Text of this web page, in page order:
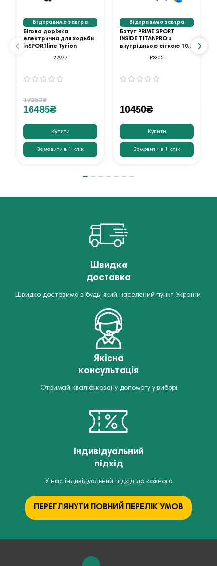
Відправимо завтра
Бігова доріжка
електрична для ходьби
inSPORTline Tyrion
22977
17352₴
16485₴
Купити
Замовити в 1 клік
Відправимо завтра
Батут PRIME SPORT
INSIDE TITANPRO з
внутрішньою сіткою 10
PS305
10450₴
Купити
Замовити в 1 клік
Швидка
доставка
Швидко доставимо в будь-який населений пункт України.
Якісна
консультація
Отримай кваліфіковану допомогу у виборі
Індивідуальний
підхід
У нас індивідуальний підхід до кожного
ПЕРЕГЛЯНУТИ ПОВНИЙ ПЕРЕЛІК УМОВ